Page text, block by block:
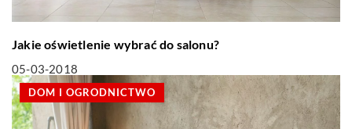
Jakie oświetlenie wybrać do salonu?
05-03-2018
DOM I OGRODNICTWO